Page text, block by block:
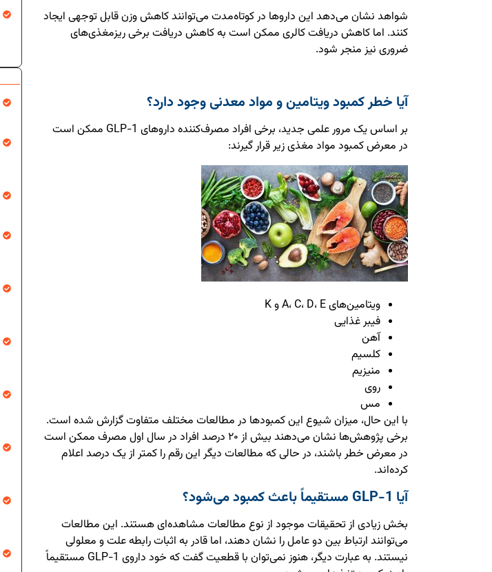
شواهد نشان می‌دهد این داروها در کوتاه‌مدت می‌توانند کاهش وزن قابل توجهی ایجاد
کنند. اما کاهش دریافت کالری ممکن است به کاهش دریافت برخی ریزمغذی‌های
ضروری نیز منجر شود.
آیا خطر کمبود ویتامین و مواد معدنی وجود دارد؟
بر اساس یک مرور علمی جدید، برخی افراد مصرف‌کننده داروهای GLP-1 ممکن است
در معرض کمبود مواد مغذی زیر قرار گیرند:
ویتامین‌های A، C، D، E و K
فیبر غذایی
آهن
کلسیم
منیزیم
روی
مس
با این حال، میزان شیوع این کمبودها در مطالعات مختلف متفاوت گزارش شده است.
برخی پژوهش‌ها نشان می‌دهند بیش از ۲۰ درصد افراد در سال اول مصرف ممکن است
در معرض خطر باشند، در حالی که مطالعات دیگر این رقم را کمتر از یک درصد اعلام
کرده‌اند.
آیا GLP-1 مستقیماً باعث کمبود می‌شود؟
بخش زیادی از تحقیقات موجود از نوع مطالعات مشاهده‌ای هستند. این مطالعات
می‌توانند ارتباط بین دو عامل را نشان دهند، اما قادر به اثبات رابطه علت و معلولی
نیستند. به عبارت دیگر، هنوز نمی‌توان با قطعیت گفت که خود داروی GLP-1 مستقیماً